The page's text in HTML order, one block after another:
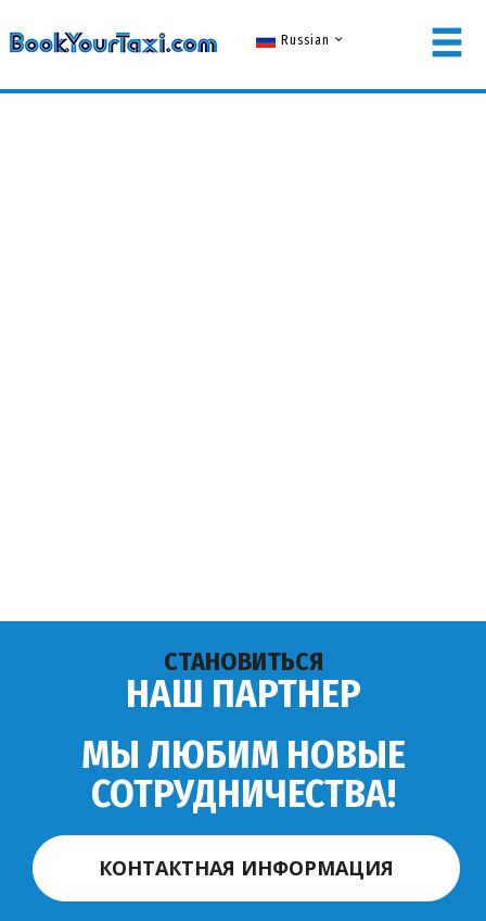
Russian
СТАНОВИТЬСЯ
НАШ ПАРТНЕР
МЫ ЛЮБИМ НОВЫЕ
СОТРУДНИЧЕСТВА!
КОНТАКТНАЯ ИНФОРМАЦИЯ